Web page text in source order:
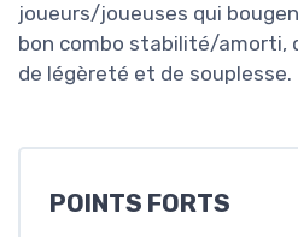
joueurs/joueuses qui
bon combo stabilité/amorti,
de légèreté et de souplesse.
POINTS FORTS